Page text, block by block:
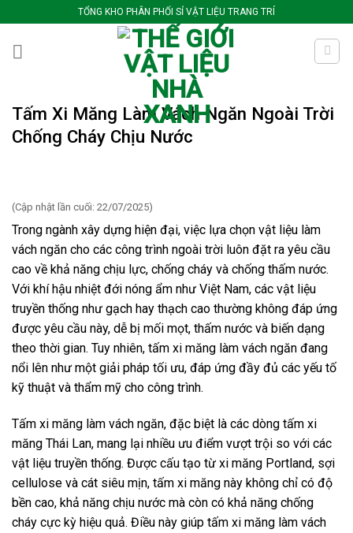
nội
TỔNG KHO PHÂN PHỐI SỈ VẬT LIỆU TRANG TRÍ
Tấm Xi Măng Làm Vách Ngăn Ngoài Trời
Chống Cháy Chịu Nước
(Cập nhật lần cuối: 22/07/2025)
Trong ngành xây dựng hiện đại, việc lựa chọn vật liệu làm
vách ngăn cho các công trình ngoài trời luôn đặt ra yêu cầu
cao về khả năng chịu lực, chống cháy và chống thấm nước.
Với khí hậu nhiệt đới nóng ẩm như Việt Nam, các vật liệu
truyền thống như gạch hay thạch cao thường không đáp ứng
được yêu cầu này, dễ bị mối mọt, thấm nước và biến dạng
theo thời gian. Tuy nhiên, tấm xi măng làm vách ngăn đang
nổi lên như một giải pháp tối ưu, đáp ứng đầy đủ các yếu tố
kỹ thuật và thẩm mỹ cho công trình.
Tấm xi măng làm vách ngăn, đặc biệt là các dòng tấm xi
măng Thái Lan, mang lại nhiều ưu điểm vượt trội so với các
vật liệu truyền thống. Được cấu tạo từ xi măng Portland, sợi
cellulose và cát siêu mịn, tấm xi măng này không chỉ có độ
bền cao, khả năng chịu nước mà còn có khả năng chống
cháy cực kỳ hiệu quả. Điều này giúp tấm xi măng làm vách